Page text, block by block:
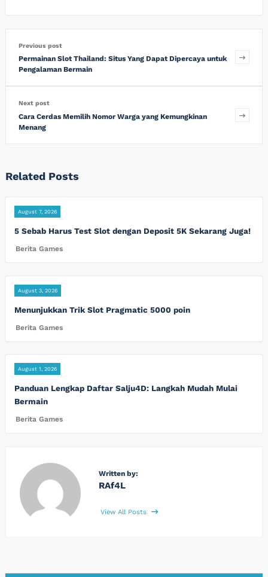
Previous post
Permainan Slot Thailand: Situs Yang Dapat Dipercaya untuk
Pengalaman Bermain
Next post
Cara Cerdas Memilih Nomor Warga yang Kemungkinan
Menang
Related Posts
August 7, 2026
5 Sebab Harus Test Slot dengan Deposit 5K Sekarang Juga!
Berita Games
August 3, 2026
Menunjukkan Trik Slot Pragmatic 5000 poin
Berita Games
August 1, 2026
Panduan Lengkap Daftar Salju4D: Langkah Mudah Mulai
Bermain
Berita Games
Written by:
RAf4L
View All Posts